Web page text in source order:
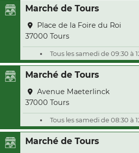
Marché de Tours
Place de la Foire du Roi
37000 Tours
Tous les samedi de 09:30 à
Marché de Tours
Avenue Maeterlinck
37000 Tours
Tous les samedi de 08:30 à
Marché de Tours